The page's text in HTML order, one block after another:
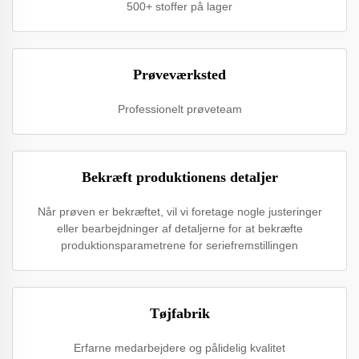
500+ stoffer på lager
Prøveværksted
Professionelt prøveteam
Bekræft produktionens detaljer
Når prøven er bekræftet, vil vi foretage nogle justeringer
eller bearbejdninger af detaljerne for at bekræfte
produktionsparametrene for seriefremstillingen
Tøjfabrik
Erfarne medarbejdere og pålidelig kvalitet